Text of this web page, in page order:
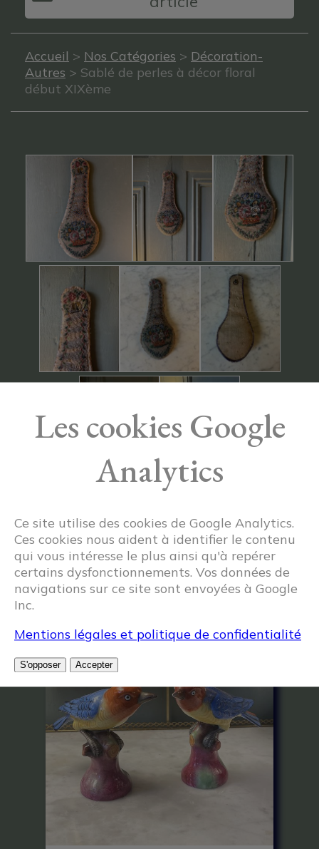
Accueil > Nos Catégories > Décoration-
Autres > Sablé de perles à décor floral
début XIXème
Articles similaires
Les cookies Google
Analytics
Ce site utilise des cookies de Google Analytics.
Ces cookies nous aident à identifier le contenu
qui vous intéresse le plus ainsi qu'à repérer
certains dysfonctionnements. Vos données de
navigations sur ce site sont envoyées à Google
Inc.
Mentions légales et politique de confidentialité
S'opposer Accepter